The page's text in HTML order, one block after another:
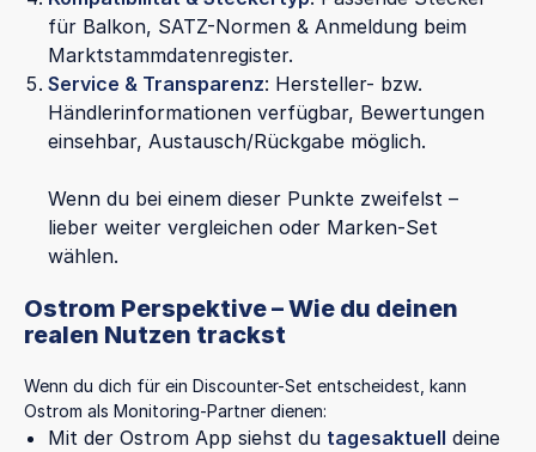
für Balkon, SATZ-Normen & Anmeldung beim
Marktstammdatenregister.
Service & Transparenz: Hersteller- bzw.
Händlerinformationen verfügbar, Bewertungen
einsehbar, Austausch/Rückgabe möglich.
Wenn du bei einem dieser Punkte zweifelst –
lieber weiter vergleichen oder Marken-Set
wählen.
Ostrom Perspektive – Wie du deinen
realen Nutzen trackst
Wenn du dich für ein Discounter-Set entscheidest, kann
Ostrom als Monitoring-Partner dienen:
Mit der Ostrom App siehst du tagesaktuell deine